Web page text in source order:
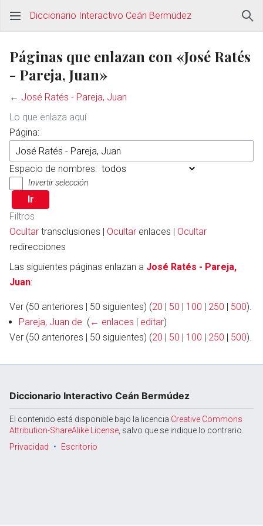
Abrir menú principal
Diccionario Interactivo Ceán Bermúdez
Páginas que enlazan con «José Ratés
- Pareja, Juan»
← José Ratés - Pareja, Juan
Lo que enlaza aquí
Página:
Espacio de nombres:
Invertir selección
Filtros
Ocultar transclusiones | Ocultar enlaces | Ocultar
redirecciones
Las siguientes páginas enlazan a José Ratés - Pareja,
Juan:
Ver (50 anteriores | 50 siguientes) (20 | 50 | 100 | 250 | 500).
Pareja, Juan de (← enlaces | editar)
Ver (50 anteriores | 50 siguientes) (20 | 50 | 100 | 250 | 500).
Diccionario Interactivo Ceán Bermúdez
El contenido está disponible bajo la licencia Creative Commons
Attribution-ShareAlike License , salvo que se indique lo contrario.
Privacidad
Escritorio